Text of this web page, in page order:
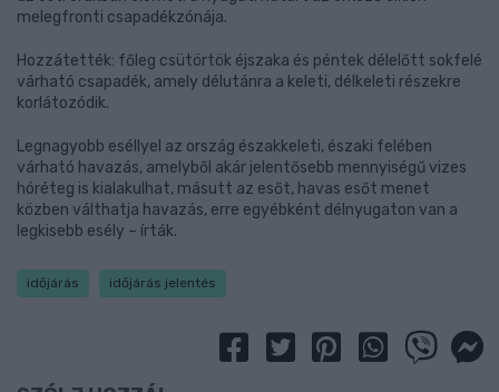
melegfronti csapadékzónája.
Hozzátették: főleg csütörtök éjszaka és péntek délelőtt sokfelé
várható csapadék, amely délutánra a keleti, délkeleti részekre
korlátozódik.
Legnagyobb eséllyel az ország északkeleti, északi felében
várható havazás, amelyből akár jelentősebb mennyiségű vizes
hóréteg is kialakulhat, másutt az esőt, havas esőt menet
közben válthatja havazás, erre egyébként délnyugaton van a
legkisebb esély – írták.
időjárás időjárás jelentés